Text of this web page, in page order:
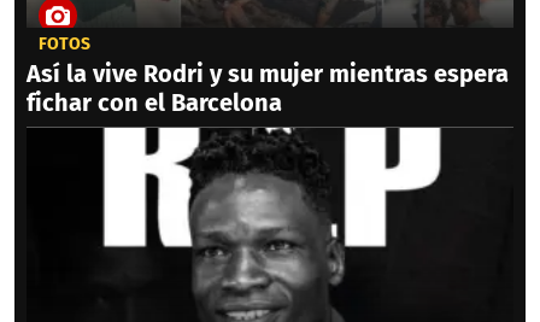
FOTOS
Así la vive Rodri y su mujer mientras espera
fichar con el Barcelona